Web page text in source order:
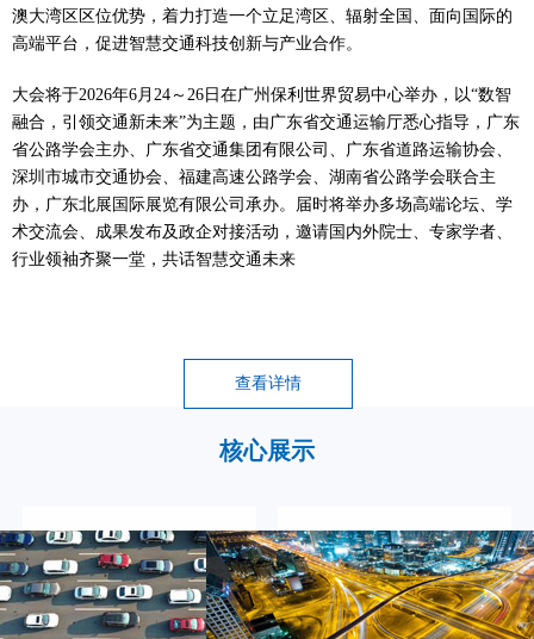
澳大湾区区位优势，着力打造一个立足湾区、辐射全国、面向国际的
高端平台，促进智慧交通科技创新与产业合作。
大会将于2026年6月24～26 日在广州保利世界贸易中心举办，以“数智
融合，引领交通新未来”为主题，由广东省交通运输厅悉心指导，广东
省公路学会主办、广东省交通集团有限公司、广东省道路运输协会、
深圳市城市交通协会、福建高速公路学会、湖南省公路学会联合主
办，广东北展国际展览有限公司承办。届时将举办多场高端论坛、学
术交流会、成果发布及政企对接活动，邀请国内外院士、专家学者、
行业领袖齐聚一堂，共话智慧交通未来
查看详情
核心展示